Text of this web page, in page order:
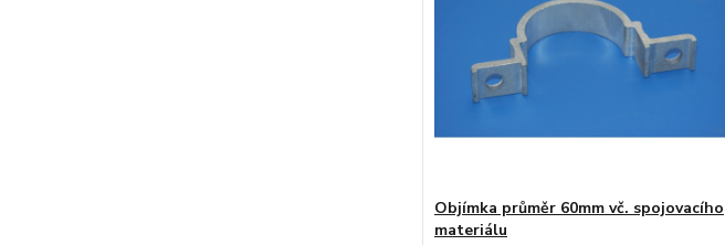
Objímka průměr 60mm vč. spojovacího
materiálu